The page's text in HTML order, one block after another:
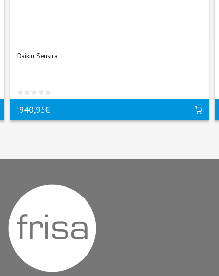
Daikin Sensira
940,95€